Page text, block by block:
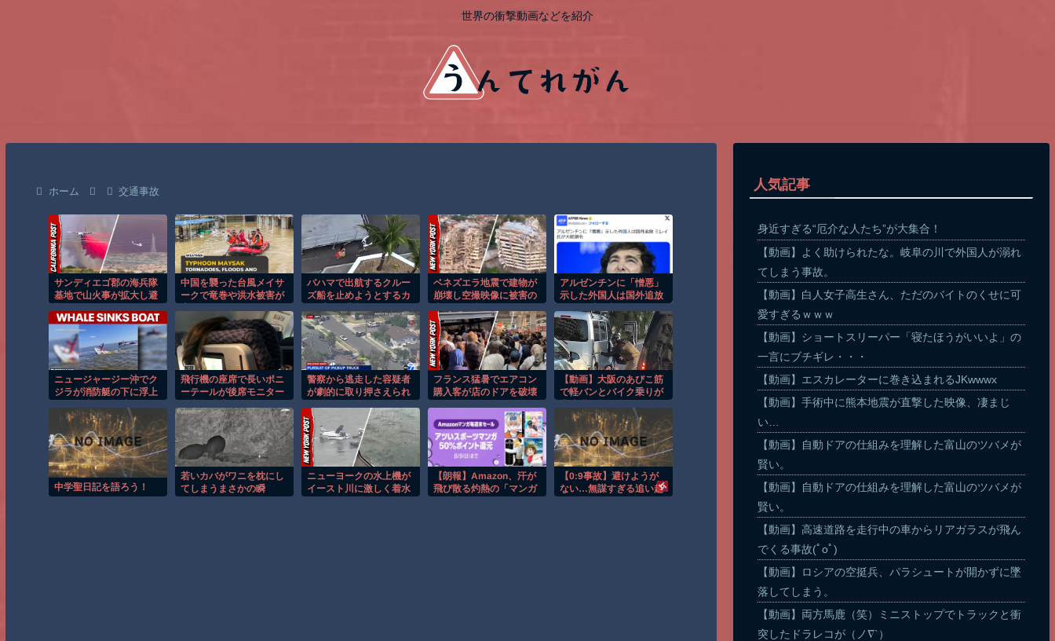
世界の衝撃動画などを紹介
ホーム 交通事故
サンディエゴ郡の海兵隊
基地で山火事が拡大し避
中国を襲った台風メイサ
ークで竜巻や洪水被害が
バハマで出航するクルー
ズ船を止めようとするカ
ベネズエラ地震で建物が
崩壊し空撮映像に被害の
アルゼンチンに「憎悪」
示した外国人は国外追放
ニュージャージー沖でク
ジラが消防艇の下に浮上
飛行機の座席で長いポニ
ーテールが後席モニター
警察から逃走した容疑者
が劇的に取り押さえられ
フランス猛暑でエアコン
購入客が店のドアを破壊
【動画】大阪のあびこ筋
で軽バンとバイク乗りが
中学聖日記を語ろう！
若いカバがワニを枕にし
てしまうまさかの瞬
ニューヨークの水上機が
イースト川に激しく着水
【朗報】Amazon、汗が
飛び散る灼熱の「マンガ
【0:9事故】避けようが
ない…無謀すぎる追い越
人気記事
身近すぎる“厄介な人たち”が大集合！
【動画】よく助けられたな。岐阜の川で外国人が溺れ
てしまう事故。
【動画】白人女子高生さん、ただのバイトのくせに可
愛すぎるｗｗｗ
【動画】ショートスリーパー「寝たほうがいいよ」の
一言にブチギレ・・・
【動画】エスカレーターに巻き込まれるJKwwwx
【動画】手術中に熊本地震が直撃した映像、凄まじ
い…
【動画】自動ドアの仕組みを理解した富山のツバメが
賢い。
【動画】自動ドアの仕組みを理解した富山のツバメが
賢い。
【動画】高速道路を走行中の車からリアガラスが飛ん
でくる事故(ﾟoﾟ)
【動画】ロシアの空挺兵、パラシュートが開かずに墜
落してしまう。
【動画】両方馬鹿（笑）ミニストップでトラックと衝
突したドラレコが（ノ∇`）